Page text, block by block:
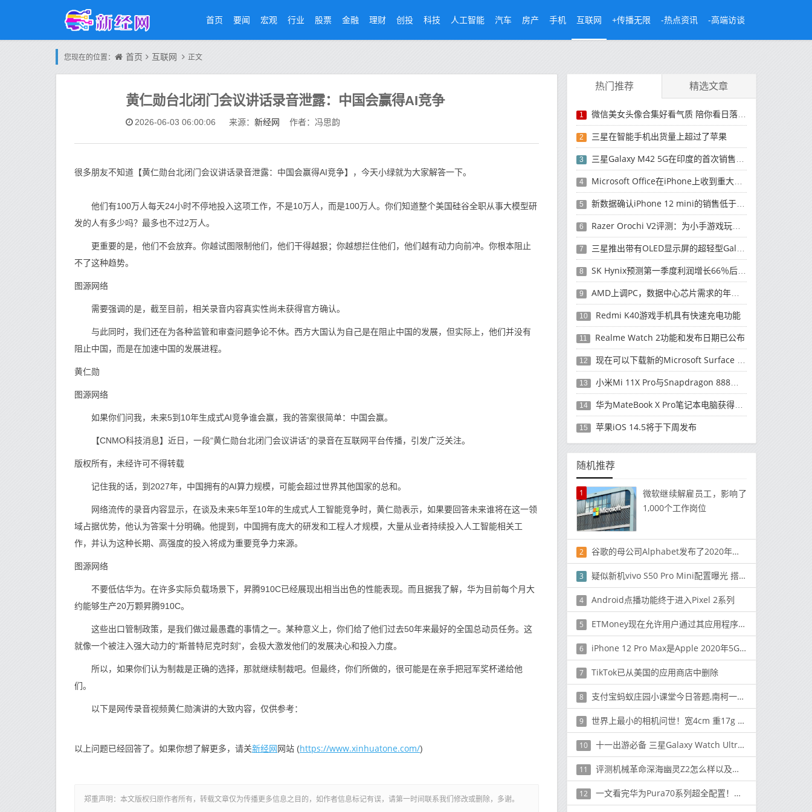
首页 要闻 宏观 行业 股票 金融 理财 创投 科技 人工智能 汽车 房产 手机 互联网 +传播无限 -热点资讯 -高端访谈
您现在的位置： 首页 互联网 正文
黄仁勋台北闭门会议讲话录音泄露：中国会赢得AI竞争
2026-06-03 06:00:06 来源： 新经网 作者：冯思韵
很多朋友不知道【黄仁勋台北闭门会议讲话录音泄露：中国会赢得AI竞争】，今天小绿就为大家解答一下。
他们有100万人每天24小时不停地投入这项工作，不是10万人，而是100万人。你们知道整个美国硅谷全职从事大模型研
发的人有多少吗？最多也不过2万人。
更重要的是，他们不会放弃。你越试图限制他们，他们干得越狠；你越想拦住他们，他们越有动力向前冲。你根本阻止
不了这种趋势。
图源网络
需要强调的是，截至目前，相关录音内容真实性尚未获得官方确认。
与此同时，我们还在为各种监管和审查问题争论不休。西方大国认为自己是在阻止中国的发展，但实际上，他们并没有
阻止中国，而是在加速中国的发展进程。
黄仁勋
图源网络
如果你们问我，未来5到10年生成式AI竞争谁会赢，我的答案很简单：中国会赢。
【CNMO科技消息】近日，一段“黄仁勋台北闭门会议讲话”的录音在互联网平台传播，引发广泛关注。
版权所有，未经许可不得转载
记住我的话，到2027年，中国拥有的AI算力规模，可能会超过世界其他国家的总和。
网络流传的录音内容显示，在谈及未来5年至10年的生成式人工智能竞争时，黄仁勋表示，如果要回答未来谁将在这一领
域占据优势，他认为答案十分明确。他提到，中国拥有庞大的研发和工程人才规模，大量从业者持续投入人工智能相关工
作，并认为这种长期、高强度的投入将成为重要竞争力来源。
图源网络
不要低估华为。在许多实际负载场景下，昇腾910C已经展现出相当出色的性能表现。而且据我了解，华为目前每个月大
约能够生产20万颗昇腾910C。
这些出口管制政策，是我们做过最愚蠢的事情之一。某种意义上，你们给了他们过去50年来最好的全国总动员任务。这
就像一个被注入强大动力的“斯普特尼克时刻”，会极大激发他们的发展决心和投入力度。
所以，如果你们认为制裁是正确的选择，那就继续制裁吧。但最终，你们所做的，很可能是在亲手把冠军奖杯递给他
们。
以下是网传录音视频黄仁勋演讲的大致内容，仅供参考：
以上问题已经回答了。如果你想了解更多，请关新经网网站 (https://www.xinhuatone.com/)
郑重声明：本文版权归原作者所有，转载文章仅为传播更多信息之目的，如作者信息标记有误，请第一时间联系我们修改或删除，多谢。
热门推荐 精选文章
1 微信美女头像合集好看气质 陪你看日落的人比日落更浪漫
2 三星在智能手机出货量上超过了苹果
3 三星Galaxy M42 5G在印度的首次销售将于今晚开始
4 Microsoft Office在iPhone上收到重大更新
5 新数据确认iPhone 12 mini的销售低于预期
6 Razer Orochi V2评测：为小手游戏玩家设计的鼠标
7 三星推出带有OLED显示屏的超轻型Galaxy Book Pro和Galaxy Book Pro 360笔记本电脑
8 SK Hynix预测第一季度利润增长66％后，对芯片的需求将增强
9 AMD上调PC，数据中心芯片需求的年度收入预测
10 Redmi K40游戏手机具有快速充电功能
11 Realme Watch 2功能和发布日期已公布
12 现在可以下载新的Microsoft Surface Duo更新
13 小米Mi 11X Pro与Snapdragon 888处理器一起发布
14 华为MateBook X Pro笔记本电脑获得全新升级
15 苹果iOS 14.5将于下周发布
随机推荐
1
微软继续解雇员工，影响了
1,000个工作岗位
2 谷歌的母公司Alphabet发布了2020年第四季度和财年业绩
3 疑似新机vivo S50 Pro Mini配置曝光 搭载第五代骁龙8
4 Android点播功能终于进入Pixel 2系列
5 ETMoney现在允许用户通过其应用程序投资于NPS
6 iPhone 12 Pro Max是Apple 2020年5G旗舰
7 TikTok已从美国的应用商店中删除
8 支付宝蚂蚁庄园小课堂今日答题,南柯一梦的典故为人熟知其中南柯指的是
9 世界上最小的相机问世！宽4cm 重17g 拥有800万像素
10 十一出游必备 三星Galaxy Watch Ultra解锁户外新体验
11 评测机械革命深海幽灵Z2怎么样以及惠普暗影精灵4 Pro笔记本如何
12 一文看完华为Pura70系列超全配置！搭载全新麒麟芯片